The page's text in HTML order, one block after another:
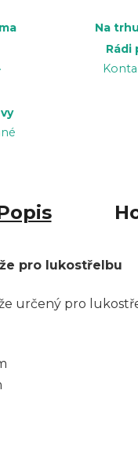
Na
Rádi
pro lukostřelbu
určený pro